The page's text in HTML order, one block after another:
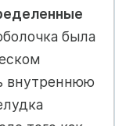
была
внутреннюю